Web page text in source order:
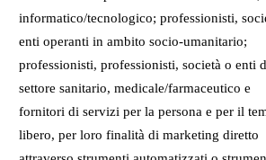
informatico/tecnologico; professionisti,
enti operanti in ambito socio-umanitario;
professionisti, professionisti, società o enti
settore sanitario, medicale/farmaceutico e
fornitori di servizi per la persona e per il
libero, per loro finalità di marketing diretto